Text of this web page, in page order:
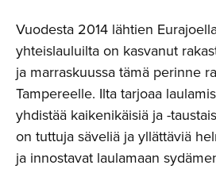
Vuodesta 2014 lähtien
yhteislauluilta on kasvanut
ja marraskuussa tämä perinne
Tampereelle. Ilta tarjoaa
yhdistää kaikenikäisiä ja -
on tuttuja säveliä ja yllättäviä
ja innostavat laulamaan